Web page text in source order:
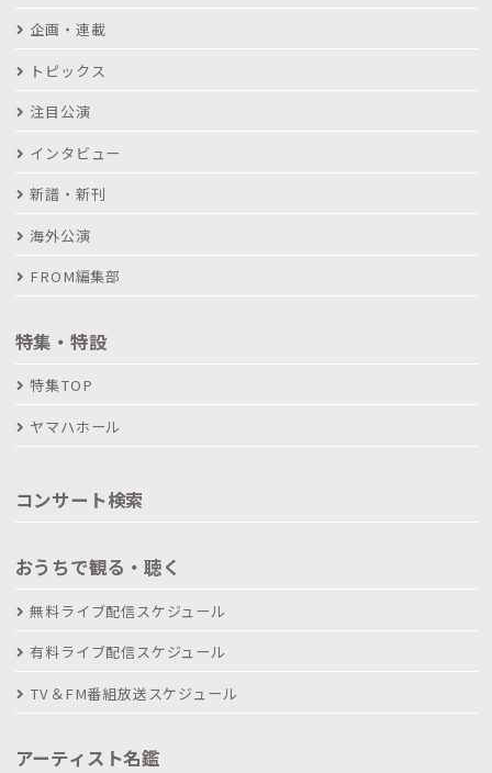
企画・連載
トピックス
注目公演
インタビュー
新譜・新刊
海外公演
FROM編集部
特集・特設
特集TOP
ヤマハホール
コンサート検索
おうちで観る・聴く
無料ライブ配信スケジュール
有料ライブ配信スケジュール
TV＆FM番組放送スケジュール
アーティスト名鑑